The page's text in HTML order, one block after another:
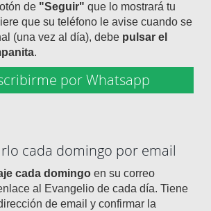
de "Seguir" que lo mostrará tu
que su teléfono le avise cuando se
(una vez al día), debe pulsar el
.
por Whatsapp
cada domingo por email
cada domingo en su correo
al Evangelio de cada día. Tiene
de email y confirmar la